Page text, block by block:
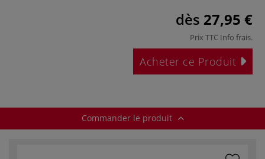
dès 27,95 €
Prix TTC Info frais.
Acheter ce Produit
Commander le produit